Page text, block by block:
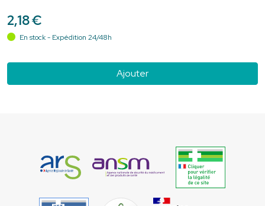
2,18€
En stock - Expédition 24/48h
Ajouter